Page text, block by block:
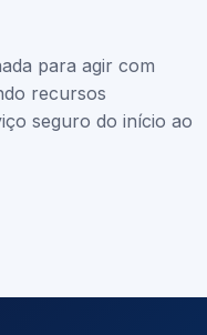
para agir com
recursos
seguro do início ao